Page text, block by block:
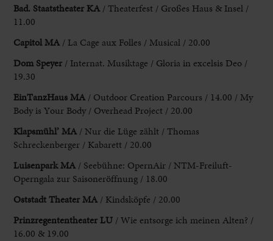
Bad. Staatstheater KA / Theaterfest / Großes Haus & Insel /
11.00
Capitol MA / La Cage aux Folles / Musical / 20.00
Dom Speyer / Internat. Musiktage / Gloria in excelsis Deo /
19.30
EinTanzHaus MA / Outdoor Creation Parcours / 14.00 / My
Body is Your Body / Overhead Project / 20.00
Klapsmühl’ MA / Nur die Lüge zählt / Thomas
Schreckenberger / Kabarett / 20.00
Luisenpark MA / Seebühne: OpernAir / NTM-Freiluft-
Operngala zur Saisoneröffnung / 18.00
Oststadt Theater MA / Kindsköpfe / 20.00
Prinzregententheater LU / Wie entsorge ich meinen Alten? /
16.00 & 19.00